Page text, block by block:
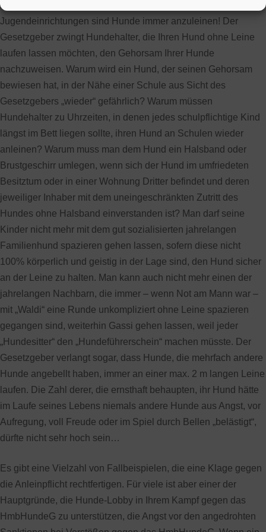
Nähe von Schulen, Spielplätzen, Kinder- und
Jugendeinrichtungen sind Hunde immer anzuleinen! Der
Gesetzgeber zwingt Hundehalter, die Ihren Hund ohne Leine
laufen lassen möchten, den Gehorsam Ihrer Hunde
nachzuweisen. Warum wird ein Hund, der seinen Gehorsam
bewiesen hat, in der Nähe einer Schule aus Sicht des
Gesetzgebers „wieder“ gefährlich? Warum müssen
Hundehalter zu Uhrzeiten, in denen jedes schulpflichtige Kind
längst im Bett liegen sollte, ihren Hund an Schulen wieder
anleinen? Warum muss man dem Hund ein Halsband oder
Brustgeschirr umlegen, wenn sich der Hund im umfriedeten
Besitztum oder in einer Wohnung Dritter befindet und deren
jeweiliger Inhaber mit dem uneingeschränkten Zutritt des
Hundes ohne Halsband einverstanden ist? Man darf seine
Kinder nicht mehr mit dem gut sozialisierten jahrelangen
Familienhund spazieren gehen lassen, sofern diese nicht
100% körperlich und geistig in der Lage sind, den Hund sicher
an der Leine zu halten. Man kann auch nicht mehr einen der
jahrelangen Nachbarn, die immer – wenn Not am Mann war –
mit „Waldi“ eine Runde unkompliziert ohne Leine spazieren
gegangen sind, weiterhin Gassi gehen lassen, weil jeder
„Hundesitter“ den „Hundeführerschein“ machen müsste. Der
Gesetzgeber verlangt sogar, dass Hunde, die mehrfach andere
Hunde angebellt haben, immer an einer max. 2 m langen Leine
laufen. Die Zahl derer, die ernsthaft behaupten, ihr Hund hätte
im Laufe seines Lebens niemals andere Hunde aus Angst, vor
Aufregung, voll Freude oder im Spiel durch Bellen „belästigt“,
dürfte nicht sehr hoch sein…
Es gibt eine Vielzahl von Fallbeispielen, die eine Klage gegen
die Anleinpflicht rechtfertigen. Für viele ist aber einer der
Hauptgründe, die Hunde-Lobby in Ihrem Kampf gegen das
HmbHundeG zu unterstützen, die Angst vor den angedrohten